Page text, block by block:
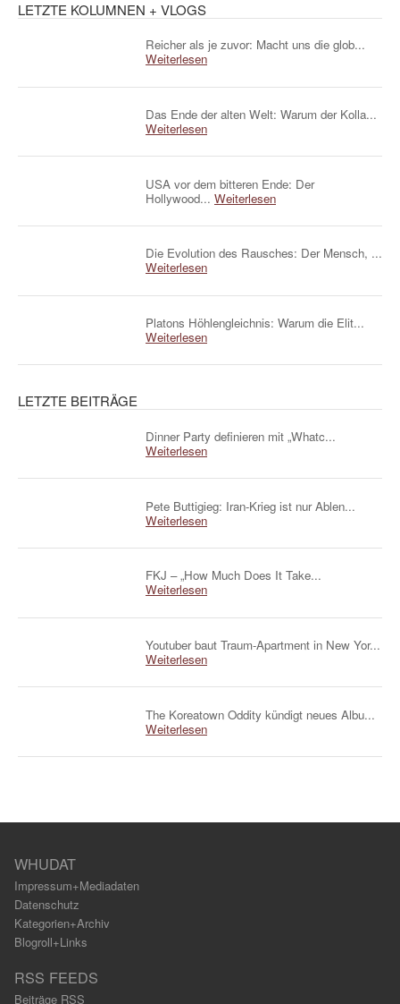
LETZTE KOLUMNEN + VLOGS
Reicher als je zuvor: Macht uns die glob...
Weiterlesen
Das Ende der alten Welt: Warum der Kolla...
Weiterlesen
USA vor dem bitteren Ende: Der
Hollywood... Weiterlesen
Die Evolution des Rausches: Der Mensch, ...
Weiterlesen
Platons Höhlengleichnis: Warum die Elit...
Weiterlesen
LETZTE BEITRÄGE
Dinner Party definieren mit „Whatc...
Weiterlesen
Pete Buttigieg: Iran-Krieg ist nur Ablen...
Weiterlesen
FKJ – „How Much Does It Take...
Weiterlesen
Youtuber baut Traum-Apartment in New Yor...
Weiterlesen
The Koreatown Oddity kündigt neues Albu...
Weiterlesen
WHUDAT
Impressum+Mediadaten
Datenschutz
Kategorien+Archiv
Blogroll+Links
RSS FEEDS
Beiträge RSS